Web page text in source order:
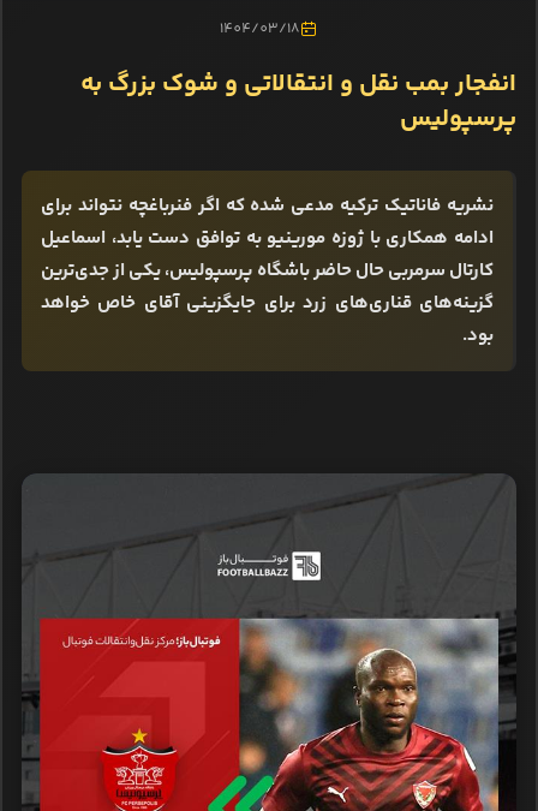
1404/03/18
انفجار بمب نقل و انتقالاتی و شوک بزرگ به
پرسپولیس
نشریه فاناتیک ترکیه مدعی شده که اگر فنرباغچه نتواند برای
ادامه همکاری با ژوزه مورینیو به توافق دست یابد، اسماعیل
کارتال سرمربی حال حاضر باشگاه پرسپولیس، یکی از جدی‌ترین
گزینه‌های قناری‌های زرد برای جایگزینی آقای خاص خواهد
بود.